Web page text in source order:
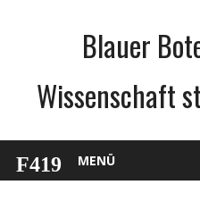
Blauer
Wissenschaft
MENÜ